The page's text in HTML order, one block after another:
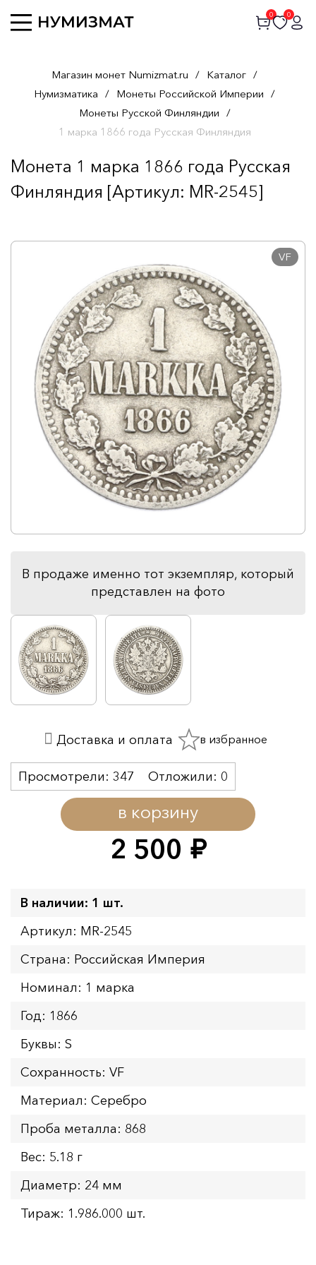
0 0
Магазин монет Numizmat.ru / Каталог /
Нумизматика / Монеты Российской Империи /
Монеты Русской Финляндии /
1 марка 1866 года Русская Финляндия
Монета 1 марка 1866 года Русская
Финляндия [Артикул: MR-2545]
VF
В продаже именно тот экземпляр, который
представлен на фото
2 500 руб.
в корзину
Просмотрели: 347 Отложили: 0
Доставка и оплата в избранное
В наличии: 1 шт.
Артикул: MR-2545
Страна: Российская Империя
Номинал: 1 марка
Год: 1866
Буквы: S
Сохранность: VF
Материал: Серебро
Проба металла: 868
Вес: 5.18 г
Диаметр: 24 мм
Тираж: 1.986.000 шт.